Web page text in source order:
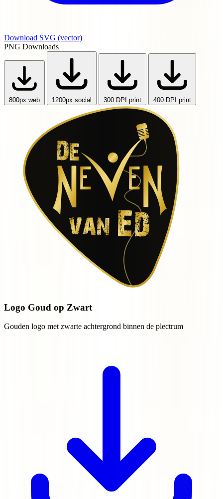
Download SVG (vector)
PNG Downloads
800px web 1200px social 300 DPI print 400 DPI print
Logo Goud op Zwart
Gouden logo met zwarte achtergrond binnen de plectrum